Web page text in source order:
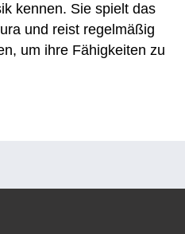
kennen. Sie spielt das
und reist regelmäßig
um ihre Fähigkeiten zu